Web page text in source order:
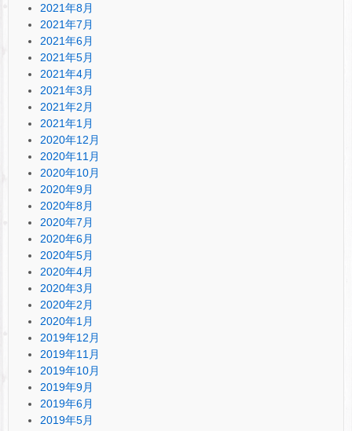
2021年8月
2021年7月
2021年6月
2021年5月
2021年4月
2021年3月
2021年2月
2021年1月
2020年12月
2020年11月
2020年10月
2020年9月
2020年8月
2020年7月
2020年6月
2020年5月
2020年4月
2020年3月
2020年2月
2020年1月
2019年12月
2019年11月
2019年10月
2019年9月
2019年6月
2019年5月